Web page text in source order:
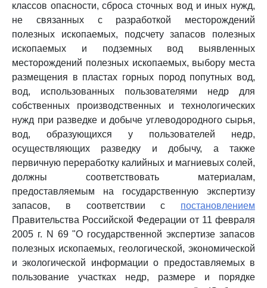
классов опасности, сброса сточных вод и иных нужд,
не связанных с разработкой месторождений
полезных ископаемых, подсчету запасов полезных
ископаемых и подземных вод выявленных
месторождений полезных ископаемых, выбору места
размещения в пластах горных пород попутных вод,
вод, использованных пользователями недр для
собственных производственных и технологических
нужд при разведке и добыче углеводородного сырья,
вод, образующихся у пользователей недр,
осуществляющих разведку и добычу, а также
первичную переработку калийных и магниевых солей,
должны соответствовать материалам,
предоставляемым на государственную экспертизу
запасов, в соответствии с постановлением
Правительства Российской Федерации от 11 февраля
2005 г. N 69 "О государственной экспертизе запасов
полезных ископаемых, геологической, экономической
и экологической информации о предоставляемых в
пользование участках недр, размере и порядке